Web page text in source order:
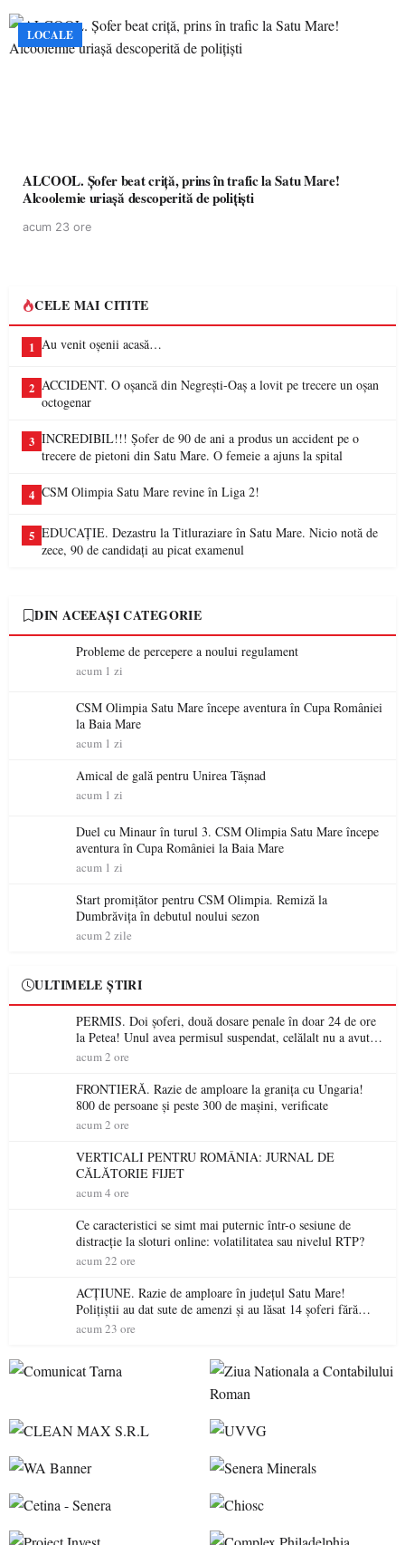
LOCALE
ALCOOL. Șofer beat criță, prins în trafic la Satu Mare!
Alcoolemie uriașă descoperită de polițiști
acum 23 ore
CELE MAI CITITE
1 Au venit oșenii acasă…
2 ACCIDENT. O oșancă din Negrești-Oaș a lovit pe trecere un oșan
octogenar
3 INCREDIBIL!!! Șofer de 90 de ani a produs un accident pe o
trecere de pietoni din Satu Mare. O femeie a ajuns la spital
4 CSM Olimpia Satu Mare revine în Liga 2!
5 EDUCAȚIE. Dezastru la Titluraziare în Satu Mare. Nicio notă de
zece, 90 de candidați au picat examenul
DIN ACEEAȘI CATEGORIE
Probleme de percepere a noului regulament
acum 1 zi
CSM Olimpia Satu Mare începe aventura în Cupa României
la Baia Mare
acum 1 zi
Amical de gală pentru Unirea Tășnad
acum 1 zi
Duel cu Minaur în turul 3. CSM Olimpia Satu Mare începe
aventura în Cupa României la Baia Mare
acum 1 zi
Start promițător pentru CSM Olimpia. Remiză la
Dumbrăvița în debutul noului sezon
acum 2 zile
ULTIMELE ȘTIRI
PERMIS. Doi șoferi, două dosare penale în doar 24 de ore
la Petea! Unul avea permisul suspendat, celălalt nu a avut
niciodată permis
acum 2 ore
FRONTIERĂ. Razie de amploare la granița cu Ungaria!
800 de persoane și peste 300 de mașini, verificate
acum 2 ore
VERTICALI PENTRU ROMÂNIA: JURNAL DE
CĂLĂTORIE FIJET
acum 4 ore
Ce caracteristici se simt mai puternic într-o sesiune de
distracție la sloturi online: volatilitatea sau nivelul RTP?
acum 22 ore
ACȚIUNE. Razie de amploare în județul Satu Mare!
Polițiștii au dat sute de amenzi și au lăsat 14 șoferi fără
permis într-o singură zi
acum 23 ore